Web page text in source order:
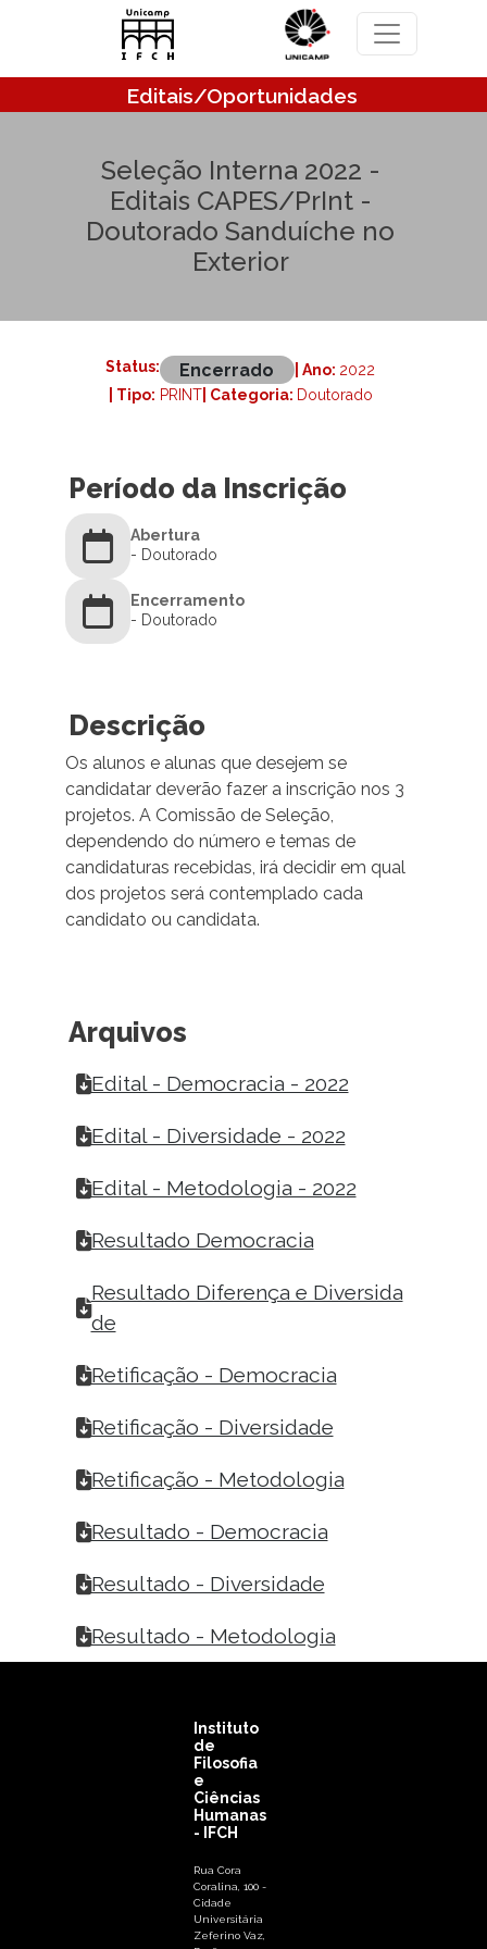
Pular para o conteúdo principal
Editais/Oportunidades
Seleção Interna 2022 -
Editais CAPES/PrInt -
Doutorado Sanduíche no
Exterior
Status: Encerrado | Ano: 2022
| Tipo: PRINT| Categoria: Doutorado
Período da Inscrição
Abertura
- Doutorado
Encerramento
- Doutorado
Descrição
Os alunos e alunas que desejem se
candidatar deverão fazer a inscrição nos 3
projetos. A Comissão de Seleção,
dependendo do número e temas de
candidaturas recebidas, irá decidir em qual
dos projetos será contemplado cada
candidato ou candidata.
Arquivos
Edital - Democracia - 2022
Edital - Diversidade - 2022
Edital - Metodologia - 2022
Resultado Democracia
Resultado Diferença e Diversida
de
Retificação - Democracia
Retificação - Diversidade
Retificação - Metodologia
Resultado - Democracia
Resultado - Diversidade
Resultado - Metodologia
Instituto
de
Filosofia
e
Ciências
Humanas
- IFCH
Rua Cora
Coralina, 100 -
Cidade
Universitária
Zeferino Vaz,